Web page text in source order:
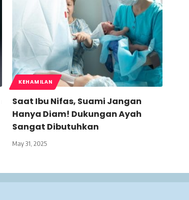
KEHAMILAN
Saat Ibu Nifas, Suami Jangan
Hanya Diam! Dukungan Ayah
Sangat Dibutuhkan
May 31, 2025